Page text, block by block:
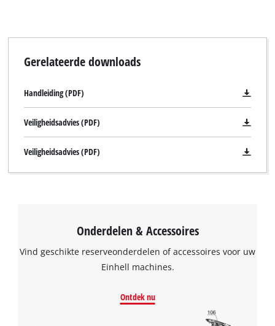
Gerelateerde downloads
Handleiding (PDF)
Veiligheidsadvies (PDF)
Veiligheidsadvies (PDF)
Onderdelen & Accessoires
Vind geschikte reserveonderdelen of accessoires voor uw
Einhell machines.
Ontdek nu